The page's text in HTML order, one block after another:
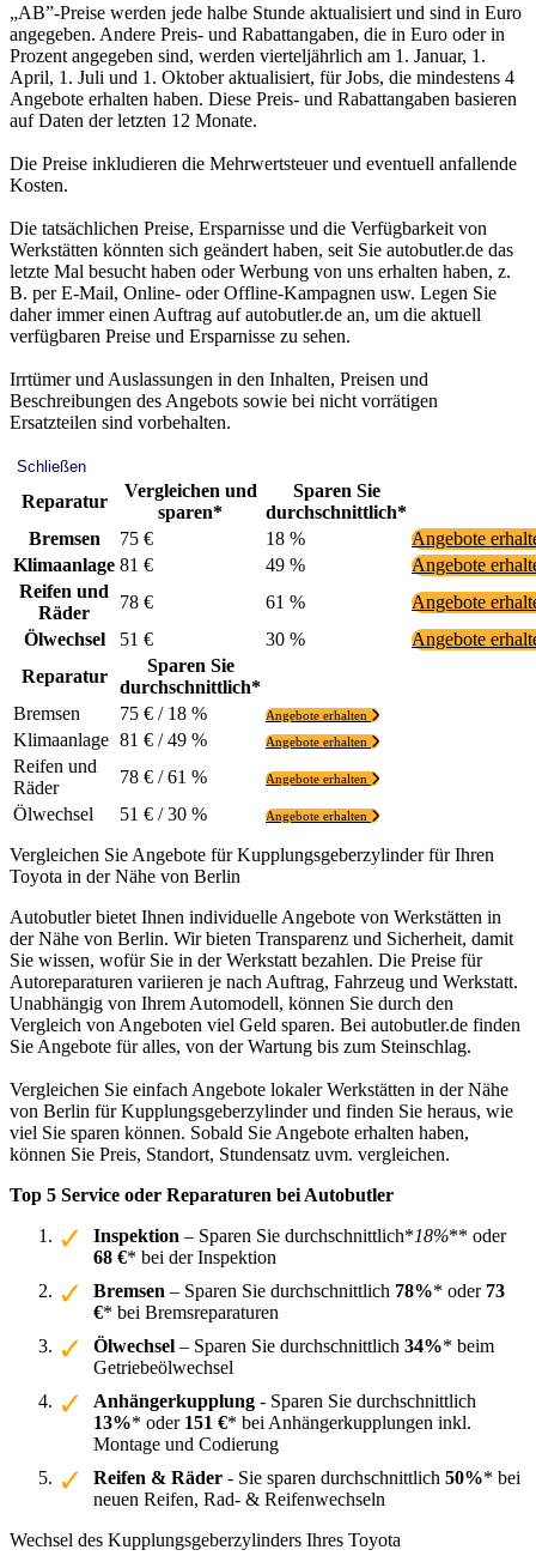
„AB”-Preise werden jede halbe Stunde aktualisiert und sind in Euro
angegeben. Andere Preis- und Rabattangaben, die in Euro oder in
Prozent angegeben sind, werden vierteljährlich am 1. Januar, 1.
April, 1. Juli und 1. Oktober aktualisiert, für Jobs, die mindestens 4
Angebote erhalten haben. Diese Preis- und Rabattangaben basieren
auf Daten der letzten 12 Monate.
Die Preise inkludieren die Mehrwertsteuer und eventuell anfallende
Kosten.
Die tatsächlichen Preise, Ersparnisse und die Verfügbarkeit von
Werkstätten könnten sich geändert haben, seit Sie autobutler.de das
letzte Mal besucht haben oder Werbung von uns erhalten haben, z.
B. per E-Mail, Online- oder Offline-Kampagnen usw. Legen Sie
daher immer einen Auftrag auf autobutler.de an, um die aktuell
verfügbaren Preise und Ersparnisse zu sehen.
Irrtümer und Auslassungen in den Inhalten, Preisen und
Beschreibungen des Angebots sowie bei nicht vorrätigen
Ersatzteilen sind vorbehalten.
Schließen
Reparatur
Vergleichen und
sparen*
Sparen Sie
durchschnittlich*
Bremsen
75 € 18 %
Angebote
Klimaanlage 81 € 49 %
Angebote
Reifen und
Räder
78 € 61 %
Angebote
Ölwechsel
51 € 30 %
Angebote
Reparatur
Sparen Sie
durchschnittlich*
Bremsen
75 € / 18 % Angebote erhalten
Klimaanlage 81 € / 49 % Angebote erhalten
Reifen und
Räder
78 € / 61 % Angebote erhalten
Ölwechsel 51 € / 30 % Angebote erhalten
Vergleichen Sie Angebote für Kupplungsgeberzylinder für Ihren
Toyota in der Nähe von Berlin
Autobutler bietet Ihnen individuelle Angebote von Werkstätten in
der Nähe von Berlin. Wir bieten Transparenz und Sicherheit, damit
Sie wissen, wofür Sie in der Werkstatt bezahlen. Die Preise für
Autoreparaturen variieren je nach Auftrag, Fahrzeug und Werkstatt.
Unabhängig von Ihrem Automodell, können Sie durch den
Vergleich von Angeboten viel Geld sparen. Bei autobutler.de finden
Sie Angebote für alles, von der Wartung bis zum Steinschlag.
Vergleichen Sie einfach Angebote lokaler Werkstätten in der Nähe
von Berlin für Kupplungsgeberzylinder und finden Sie heraus, wie
viel Sie sparen können. Sobald Sie Angebote erhalten haben,
können Sie Preis, Standort, Stundensatz uvm. vergleichen.
Top 5 Service oder Reparaturen bei Autobutler
Inspektion – Sparen Sie durchschnittlich*18%** oder
68 €* bei der Inspektion
Bremsen – Sparen Sie durchschnittlich 78%* oder 73
€* bei Bremsreparaturen
Ölwechsel – Sparen Sie durchschnittlich 34%* beim
Getriebeölwechsel
Anhängerkupplung - Sparen Sie durchschnittlich
13%* oder 151 €* bei Anhängerkupplungen inkl.
Montage und Codierung
Reifen & Räder - Sie sparen durchschnittlich 50%* bei
neuen Reifen, Rad- & Reifenwechseln
Wechsel des Kupplungsgeberzylinders Ihres Toyota